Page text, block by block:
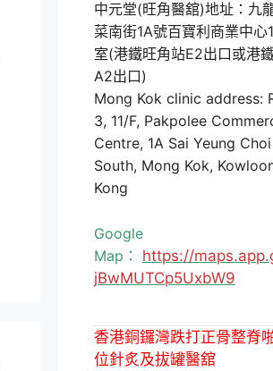
中元堂(旺角醫舘)地址：九
菜南街1A號百寶利商業中心
室(港鐵旺角站E2出口或港
A2出口)
Mong Kok clinic address:
3, 11/F, Pakpolee
Centre, 1A Sai Yeung
South, Mong Kok,
Kong
Google
Map： https://
jBwMUTCp5UxbW9
香港銅鑼灣跌打正骨整脊
位針炙及拔罐醫舘